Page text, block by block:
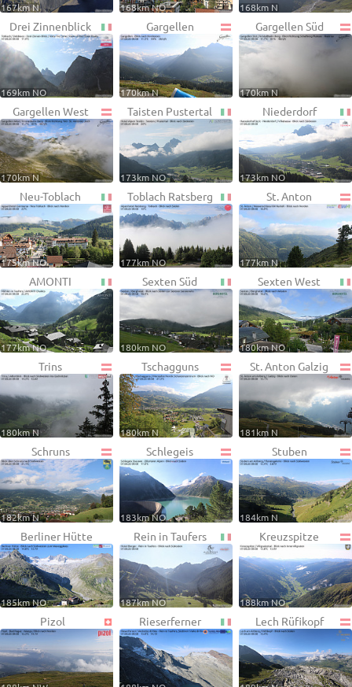
167km N 168km NO 168km N
Drei Zinnenblick
169km NO
Gargellen
170km N
Gargellen Süd
170km N
Gargellen West
170km N
Taisten Pustertal
173km NO
Niederdorf
173km NO
Neu-Toblach
175km NO
Toblach Ratsberg
177km NO
St. Anton
177km N
AMONTI
177km NO
Sexten Süd
180km NO
Sexten West
180km NO
Trins
180km N
Tschagguns
180km N
St. Anton Galzig
181km N
Schruns
182km N
Schlegeis
183km NO
Stuben
184km N
Berliner Hütte
185km NO
Rein in Taufers
187km NO
Kreuzspitze
188km NO
Pizol Rieserferner Lech Rüfikopf